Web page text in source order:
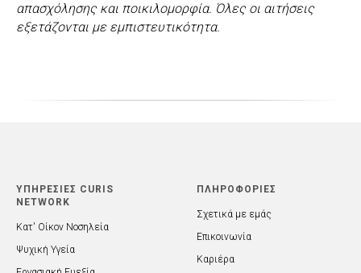
απασχόλησης και ποικιλομορφία. Όλες οι αιτήσεις
εξετάζονται με εμπιστευτικότητα.
ΥΠΗΡΕΣΙΕΣ CURIS
NETWORK
Κατ' Οίκον Νοσηλεία
Ψυχική Υγεία
ΠΛΗΡΟΦΟΡΙΕΣ
Σχετικά με εμάς
Επικοινωνία
Καριέρα